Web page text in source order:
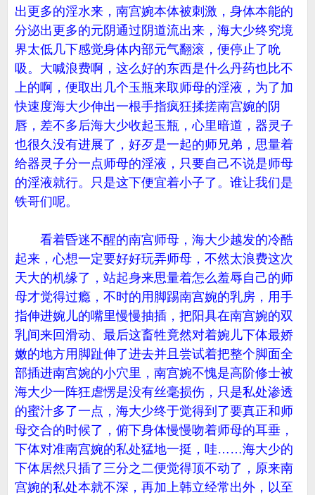
出更多的淫水来，南宫婉本体被刺激，身体本能的
分泌出更多的元阴通过阴道流出来，海大少终究境
界太低几下感觉身体内部元气翻滚，便停止了吮
吸。大喊浪费啊，这么好的东西是什么丹药也比不
上的啊，便取出几个玉瓶来取师母的淫液，为了加
快速度海大少伸出一根手指疯狂揉搓南宫婉的阴
唇，差不多后海大少收起玉瓶，心里暗道，器灵子
也很久没有进展了，好歹是一起的师兄弟，思量着
给器灵子分一点师母的淫液，只要自己不说是师母
的淫液就行。只是这下便宜着小子了。谁让我们是
铁哥们呢。
看着昏迷不醒的南宫师母，海大少越发的冷酷
起来，心想一定要好好玩弄师母，不然太浪费这次
天大的机缘了，站起身来思量着怎么羞辱自己的师
母才觉得过瘾，不时的用脚踢南宫婉的乳房，用手
指伸进婉儿的嘴里慢慢抽插，把阳具在南宫婉的双
乳间来回滑动、最后这畜牲竟然对着婉儿下体最娇
嫩的地方用脚趾伸了进去并且尝试着把整个脚面全
部插进南宫婉的小穴里，南宫婉不愧是高阶修士被
海大少一阵狂虐愣是没有丝毫损伤，只是私处渗透
的蜜汁多了一点，海大少终于觉得到了要真正和师
母交合的时候了，俯下身体慢慢吻着师母的耳垂，
下体对准南宫婉的私处猛地一挺，哇……海大少的
下体居然只插了三分之二便觉得顶不动了，原来南
宫婉的私处本就不深，再加上韩立经常出外，以至